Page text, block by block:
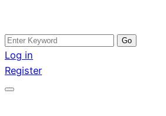
Skip
to
content
อสังหาโพสต์ รีวิวเยอะ รับจ้างโพสต์ขา
หา แตกต่างอย่างตั้งใจ รับรองผล อันดั
กับทีมงานบริษัท บ้าน ที่ดิน คอนโด ติด
รับจ้างโพสอสังหา ขายบ้าน อสังหาโพส
โพสต์ ที่ดิน กับทีมงานบริษัท ถูกและดีที่
ขายได้จริงๆ ช่วยสร้างโอกาสในการข
Search
for:
Log in
Register